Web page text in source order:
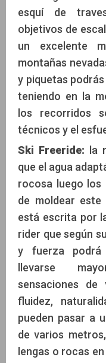
esquí de
objetivos de
un excelente
montañas
y piquetas
teniendo en la
los recorridos
técnicos y el
Ski Freeride:
la
que el agua
rocosa luego los
de moldear este
está escrita por
rider que según
y fuerza podrá
llevarse
sensaciones de
fluidez,
pueden pasar a
de varios
lengas o rocas